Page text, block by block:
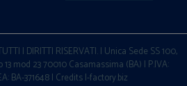
I DIRITTI RISERVATI. | Unica Sede SS 100,
mod 23 70010 Casamassima (BA) | P.IVA:
BA-371648 | Credits I-factory.biz